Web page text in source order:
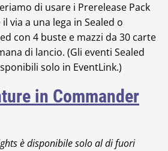
di usare i Prerelease Pack
via a una lega in Sealed o
con 4 buste e mazzi da 30 carte
di lancio. (Gli eventi Sealed
solo in EventLink.)
in Commander
è disponibile solo al di fuori